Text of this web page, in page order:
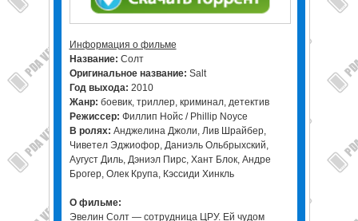
Информация о фильме
Название: Солт
Оригинальное название: Salt
Год выхода: 2010
Жанр: боевик, триллер, криминал, детектив
Режиссер: Филлип Нойс / Phillip Noyce
В ролях: Анджелина Джоли, Лив Шрайбер,
Чиветел Эджиофор, Даниэль Ольбрыхский,
Аугуст Диль, Дэниэл Пирс, Хант Блок, Андре
Брогер, Олек Крупа, Кэссиди Хинкль
О фильме:
Эвелин Солт — сотрудница ЦРУ. Ей чудом